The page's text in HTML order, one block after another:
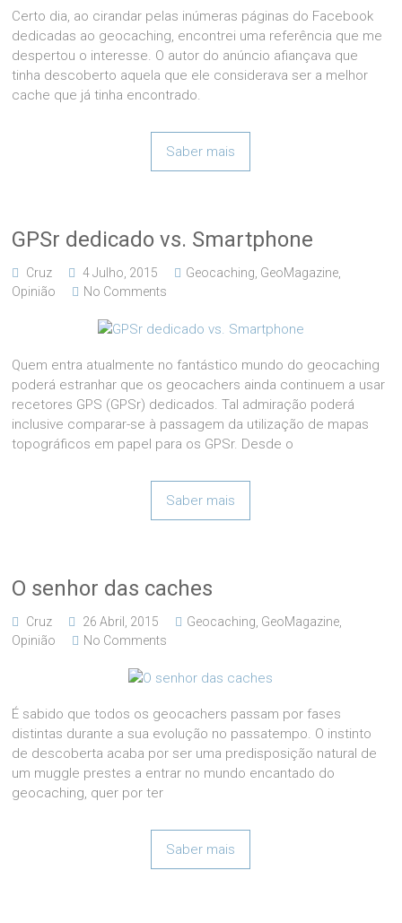
Certo dia, ao cirandar pelas inúmeras páginas do Facebook
dedicadas ao geocaching, encontrei uma referência que me
despertou o interesse. O autor do anúncio afiançava que
tinha descoberto aquela que ele considerava ser a melhor
cache que já tinha encontrado.
Saber mais
GPSr dedicado vs. Smartphone
Cruz 4 Julho, 2015 Geocaching GeoMagazine
Opinião
No Comments
Quem entra atualmente no fantástico mundo do geocaching
poderá estranhar que os geocachers ainda continuem a usar
recetores GPS (GPSr) dedicados. Tal admiração poderá
inclusive comparar-se à passagem da utilização de mapas
topográficos em papel para os GPSr. Desde o
Saber mais
O senhor das caches
Cruz 26 Abril, 2015 Geocaching GeoMagazine
Opinião
No Comments
É sabido que todos os geocachers passam por fases
distintas durante a sua evolução no passatempo. O instinto
de descoberta acaba por ser uma predisposição natural de
um muggle prestes a entrar no mundo encantado do
geocaching, quer por ter
Saber mais